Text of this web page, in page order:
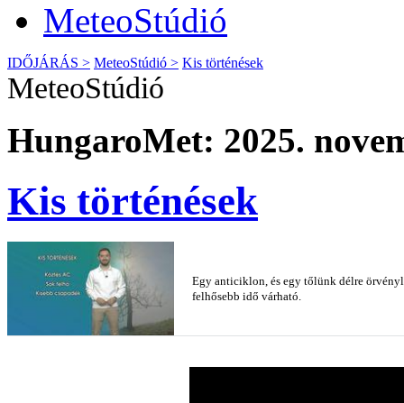
MeteoStúdió
IDŐJÁRÁS > MeteoStúdió > Kis történések
MeteoStúdió
HungaroMet: 2025.
Kis történések
Egy anticiklon, és egy tőlünk délre
felhősebb idő várható.